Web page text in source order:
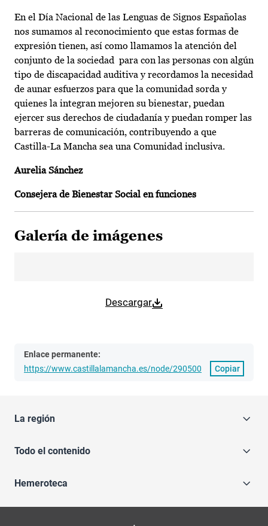
En el Día Nacional de las Lenguas de Signos Españolas
nos sumamos al reconocimiento que estas formas de
expresión tienen, así como llamamos la atención del
conjunto de la sociedad para con las personas con algún
tipo de discapacidad auditiva y recordamos la necesidad
de aunar esfuerzos para que la comunidad sorda y
quienes la integran mejoren su bienestar, puedan
ejercer sus derechos de ciudadanía y puedan romper las
barreras de comunicación, contribuyendo a que
Castilla-La Mancha sea una Comunidad inclusiva.
Aurelia Sánchez
Consejera de Bienestar Social en funciones
Galería de imágenes
Descargar
Enlace permanente:
https://www.castillalamancha.es/node/290500
Copiar
La región
Todo el contenido
Hemeroteca